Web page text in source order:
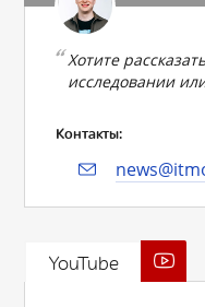
Хотите
исследовании
Контакты:
YouTube